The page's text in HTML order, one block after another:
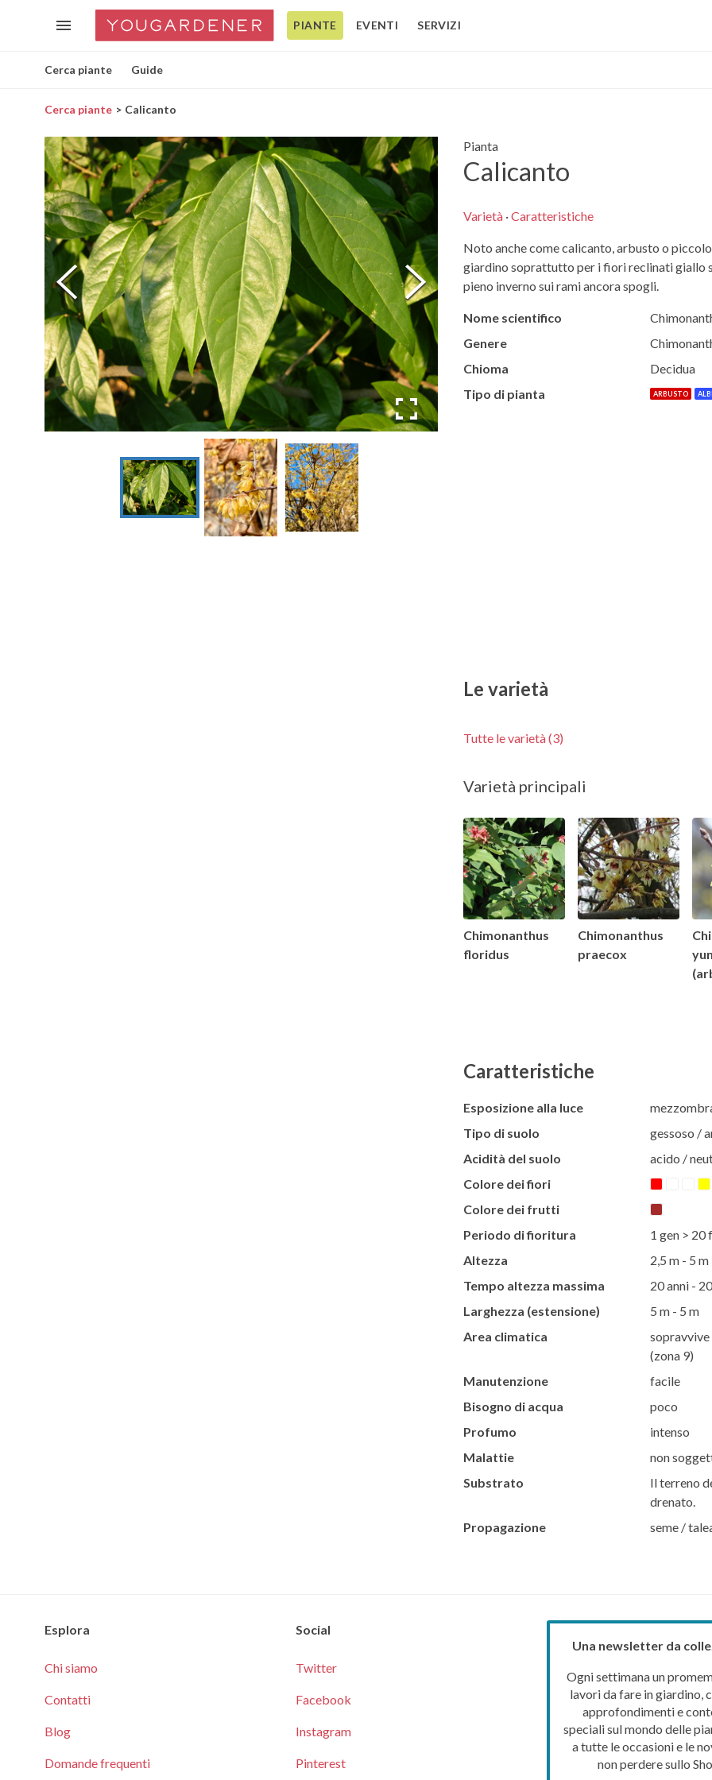
PIANTE EVENTI SERVIZI
Cerca piante Guide
Cerca piante Calicanto
Pianta
Calicanto
Varietà·Caratteristiche
Noto anche come calicanto, arbusto o
giardino soprattutto per i fiori reclinati giallo
pieno inverno sui rami ancora spogli.
Nome scientifico
Genere
Chioma
Decidua
Tipo di pianta
ARBUSTO
Le varietà
Tutte le varietà (3)
Varietà principali
Chimonanthus
floridus
Chimonanthus
praecox
Caratteristiche
Esposizione alla luce
Tipo di suolo
gessoso /
Acidità del suolo
acido /
Colore dei fiori
Colore dei frutti
Periodo di fioritura
1 gen > 20
Altezza
2,5 m - 5 m
Tempo altezza massima
20 anni -
Larghezza (estensione)
5 m - 5 m
Area climatica
sopravvive
(zona 9)
Manutenzione
facile
Bisogno di acqua
poco
Profumo
intenso
Malattie
non
Substrato
Il terreno
drenato.
Propagazione
seme /
Esplora
Chi siamo
Contatti
Blog
Domande frequenti
Social
Twitter
Facebook
Instagram
Pinterest
Una newsletter da
Ogni settimana un
lavori da fare in giardino,
approfondimenti e
speciali sul mondo delle
a tutte le occasioni e le
non perdere sullo